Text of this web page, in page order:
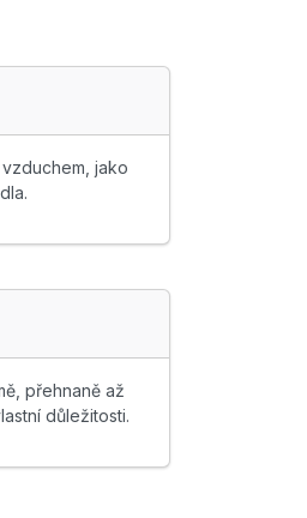
jako
přehnaně až
důležitosti.